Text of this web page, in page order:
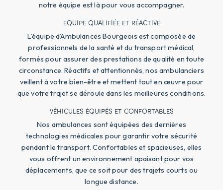
notre équipe est là pour vous accompagner.
EQUIPE QUALIFIÉE ET RÉACTIVE
L'équipe d'Ambulances Bourgeois est composée de
professionnels de la santé et du transport médical,
formés pour assurer des prestations de qualité en toute
circonstance. Réactifs et attentionnés, nos ambulanciers
veillent à votre bien-être et mettent tout en œuvre pour
que votre trajet se déroule dans les meilleures conditions.
VÉHICULES ÉQUIPÉS ET CONFORTABLES
Nos ambulances sont équipées des dernières
technologies médicales pour garantir votre sécurité
pendant le transport. Confortables et spacieuses, elles
vous offrent un environnement apaisant pour vos
déplacements, que ce soit pour des trajets courts ou
longue distance.